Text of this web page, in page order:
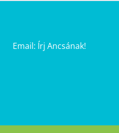
Email: Írj Ancsának!